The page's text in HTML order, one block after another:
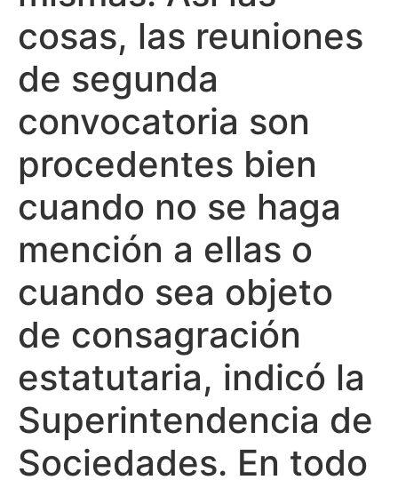
cosas, las reuniones
de segunda
convocatoria son
procedentes bien
cuando no se haga
mención a ellas o
cuando sea objeto
de consagración
estatutaria, indicó la
Superintendencia de
Sociedades. En todo